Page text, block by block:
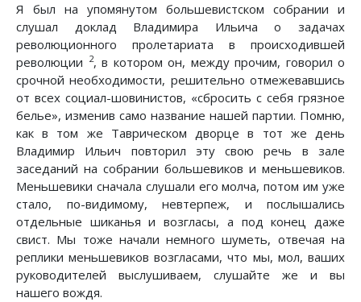
Я был на упомянутом большевистском собрании и
слушал доклад Владимира Ильича о задачах
революционного пролетариата в происходившей
революции 2, в котором он, между прочим, говорил о
срочной необходимости, решительно отмежевавшись
от всех социал-шовинистов, «сбросить с себя грязное
белье», изменив само название нашей партии. Помню,
как в том же Таврическом дворце в тот же день
Владимир Ильич повторил эту свою речь в зале
заседаний на собрании большевиков и меньшевиков.
Меньшевики сначала слушали его молча, потом им уже
стало, по-видимому, невтерпеж, и послышались
отдельные шиканья и возгласы, а под конец даже
свист. Мы тоже начали немного шуметь, отвечая на
реплики меньшевиков возгласами, что мы, мол, ваших
руководителей выслушиваем, слушайте же и вы
нашего вождя.